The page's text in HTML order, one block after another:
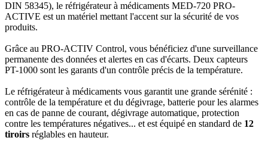
DIN 58345), le réfrigérateur à médicaments MED-720 PRO-
ACTIVE est un matériel mettant l'accent sur la sécurité de vos
produits.
Grâce au PRO-ACTIV Control, vous bénéficiez d'une surveillance
permanente des données et alertes en cas d'écarts. Deux capteurs
PT-1000 sont les garants d'un contrôle précis de la température.
Le réfrigérateur à médicaments vous garantit une grande sérénité :
contrôle de la température et du dégivrage, batterie pour les alarmes
en cas de panne de courant, dégivrage automatique, protection
contre les températures négatives... et est équipé en standard de 12
tiroirs réglables en hauteur.